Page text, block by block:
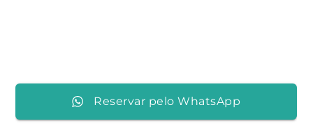
Reservar pelo WhatsApp